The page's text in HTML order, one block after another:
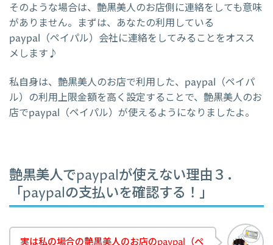
そのような場合は、艶黒美人のお店側に連絡をしても意味
がありません。まずは、あなたの利用している
paypal（ペイパル）会社に連絡をしてみることをオスス
メします♪
私自身は、艶黒美人のお店で利用した、paypal（ペイパ
ル）の利用上限金額を高く設定することで、艶黒美人のお
店でpaypal（ペイパル）が使えるようになりましたよ。
艶黒美人でpaypalが使えない理由３．
「paypalの支払いを確認する！」